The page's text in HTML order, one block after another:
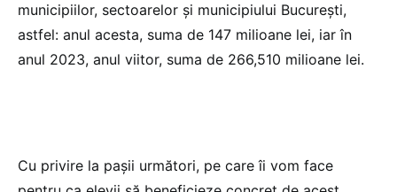
municipiilor, sectoarelor și municipiului București,
astfel: anul acesta, suma de 147 milioane lei, iar în
anul 2023, anul viitor, suma de 266,510 milioane lei.
Cu privire la pașii următori, pe care îi vom face